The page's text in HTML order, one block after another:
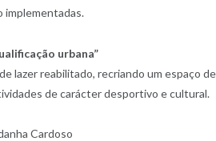
implementadas.
urbana”
lazer reabilitado, recriando um espaço
de carácter desportivo e cultural.
Cardoso